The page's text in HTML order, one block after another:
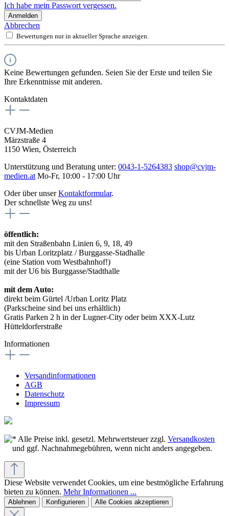
Ich habe mein Passwort vergessen.
Anmelden
Abbrechen
Bewertungen nur in aktueller Sprache anzeigen.
Keine Bewertungen gefunden. Seien Sie der Erste und teilen Sie
Ihre Erkenntnisse mit anderen.
Kontaktdaten
CVJM-Medien
Märzstraße 4
1150 Wien, Österreich
Unterstützung und Beratung unter: 0043-1-5264383 shop@cvjm-
medien.at Mo-Fr, 10:00 - 17:00 Uhr
Oder über unserKontaktformular.
Der schnellste Weg zu uns!
öffentlich:
mit den Straßenbahn Linien 6, 9, 18, 49
bis Urban Loritzplatz / Burggasse-Stadhalle
(eine Station vom Westbahnhof!)
mit der U6 bis Burggasse/Stadthalle
mit dem Auto:
direkt beim Gürtel /Urban Loritz Platz
(Parkscheine sind bei uns erhältlich)
Gratis Parken 2 h in der Lugner-City oder beim XXX-Lutz
Hütteldorferstraße
Informationen
Versandinformationen
AGB
Datenschutz
Impressum
* Alle Preise inkl. gesetzl. Mehrwertsteuer zzgl. Versandkosten
und ggf. Nachnahmegebühren, wenn nicht anders angegeben.
Diese Website verwendet Cookies, um eine bestmögliche Erfahrung
bieten zu können. Mehr Informationen ...
Ablehnen Konfigurieren Alle Cookies akzeptieren